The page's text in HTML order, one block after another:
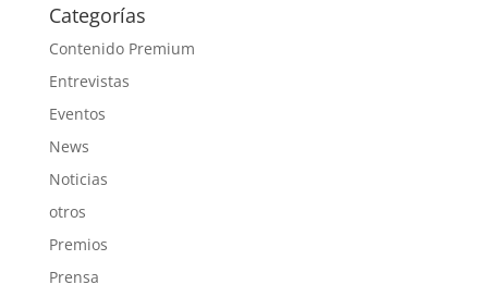
Categorías
Contenido Premium
Entrevistas
Eventos
News
Noticias
otros
Premios
Prensa